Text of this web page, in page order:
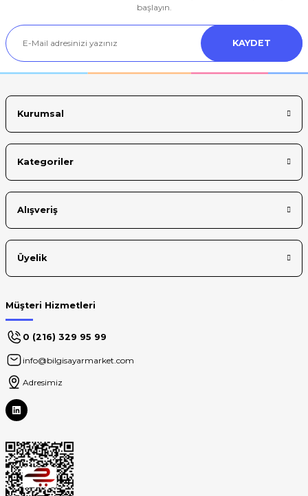
başlayın.
KAYDET
Kurumsal
Kategoriler
Alışveriş
Üyelik
Müşteri Hizmetleri
0 (216) 329 95 99
info@bilgisayarmarket.com
Adresimiz